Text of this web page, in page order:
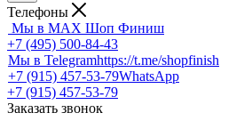
Телефоны
Мы в MAX Шоп Финиш
+7 (495) 500-84-43
Мы в Telegramhttps://t.me/shopfinish
+7 (915) 457-53-79WhatsApp
+7 (915) 457-53-79
Заказать звонок